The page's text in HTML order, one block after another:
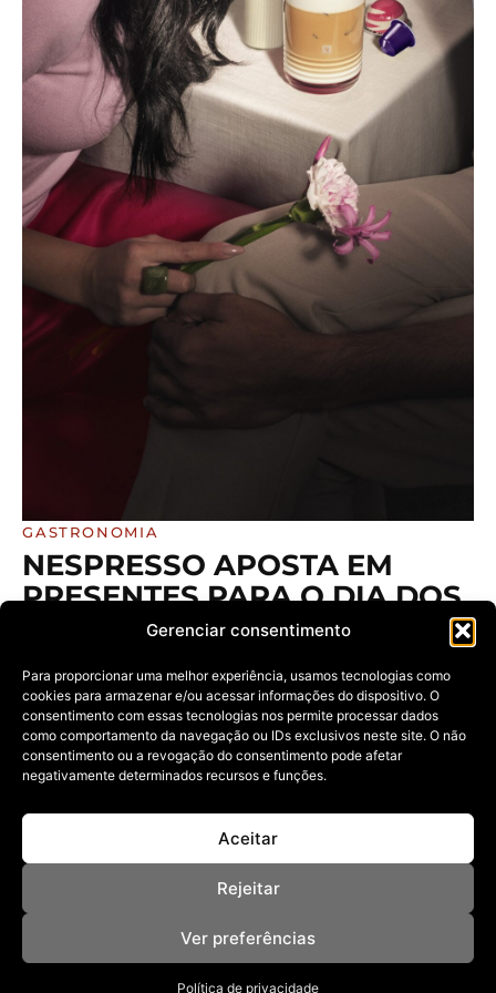
Gerenciar consentimento
Para proporcionar uma melhor experiência, usamos tecnologias como
cookies para armazenar e/ou acessar informações do dispositivo. O
consentimento com essas tecnologias nos permite processar dados
como comportamento da navegação ou IDs exclusivos neste site. O não
consentimento ou a revogação do consentimento pode afetar
negativamente determinados recursos e funções.
Aceitar
Rejeitar
Ver preferências
Política de privacidade
GASTRONOMIA
NESPRESSO APOSTA EM
PRESENTES PARA O DIA DOS
NAMORADOS QUE
TRANSFORMAM O RITUAL DO
CAFÉ EM MOMENTOS
ESPECIAIS
11/06/2026
Campanha reúne gifts exclusivos na compra de cápsulas